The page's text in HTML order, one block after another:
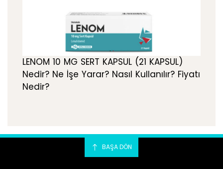
LENOM 10 MG SERT KAPSUL (21 KAPSUL)
Nedir? Ne İşe Yarar? Nasıl Kullanılır? Fiyatı
Nedir?
BAŞA DÖN